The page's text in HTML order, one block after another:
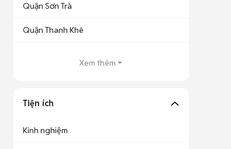
Quận Sơn Trà
Quận Thanh Khê
Xem thêm
Tiện ích
Kinh nghiệm